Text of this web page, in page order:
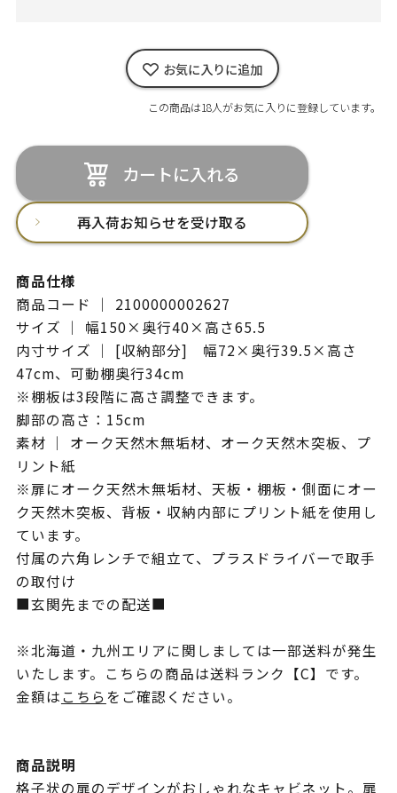
お気に入りに追加
この商品は18人がお気に入りに登録しています。
カートに入れる
再入荷お知らせを受け取る
商品仕様
商品コード ｜ 2100000002627
サイズ ｜ 幅150×奥行40×高さ65.5
内寸サイズ ｜ [収納部分] 幅72×奥行39.5×高さ
47cm、可動棚奥行34cm
※棚板は3段階に高さ調整できます。
脚部の高さ：15cm
素材 ｜ オーク天然木無垢材、オーク天然木突板、プ
リント紙
※扉にオーク天然木無垢材、天板・棚板・側面にオー
ク天然木突板、背板・収納内部にプリント紙を使用し
ています。
付属の六角レンチで組立て、プラスドライバーで取手
の取付け
■玄関先までの配送■
※北海道・九州エリアに関しましては一部送料が発生
いたします。こちらの商品は送料ランク【C】です。
金額はこちらをご確認ください。
商品説明
格子状の扉のデザインがおしゃれなキャビネット。扉